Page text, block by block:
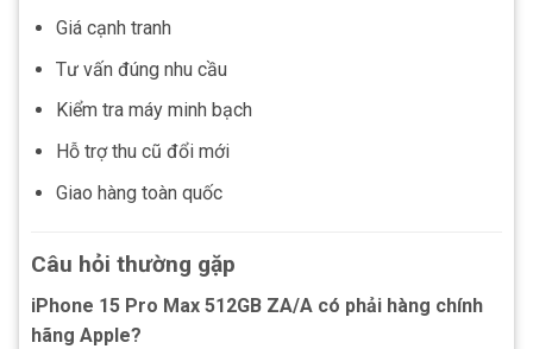
Giá cạnh tranh
Tư vấn đúng nhu cầu
Kiểm tra máy minh bạch
Hỗ trợ thu cũ đổi mới
Giao hàng toàn quốc
Câu hỏi thường gặp
iPhone 15 Pro Max 512GB ZA/A có phải hàng chính
hãng Apple?